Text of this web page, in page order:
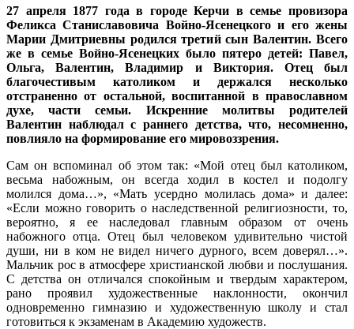
27 апреля 1877 года в городе Керчи в семье провизора
Феликса Станиславовича Войно-Ясенецкого и его жены
Марии Дмитриевны родился третий сын Валентин. Всего
же в семье Войно-Ясенецких было пятеро детей: Павел,
Ольга, Валентин, Владимир и Виктория. Отец был
благочестивым католиком и держался несколько
отстраненно от остальной, воспитанной в православном
духе, части семьи. Искренние молитвы родителей
Валентин наблюдал с раннего детства, что, несомненно,
повлияло на формирование его мировоззрения.
Сам он вспоминал об этом так: «Мой отец был католиком,
весьма набожным, он всегда ходил в костел и подолгу
молился дома…», «Мать усердно молилась дома» и далее:
«Если можно говорить о наследственной религиозности, то,
вероятно, я ее наследовал главным образом от очень
набожного отца. Отец был человеком удивительно чистой
души, ни в ком не видел ничего дурного, всем доверял…».
Мальчик рос в атмосфере христианской любви и послушания.
С детства он отличался спокойным и твердым характером,
рано проявил художественные наклонности, окончил
одновременно гимназию и художественную школу и стал
готовиться к экзаменам в Академию художеств.